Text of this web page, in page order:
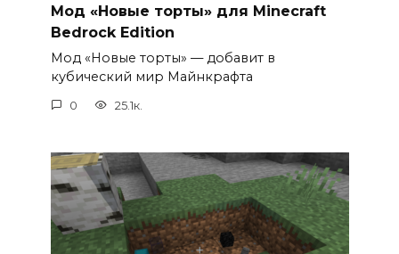
Мод «Новые торты» для Minecraft
Bedrock Edition
Мод «Новые торты» — добавит в
кубический мир Майнкрафта
0 25.1к.